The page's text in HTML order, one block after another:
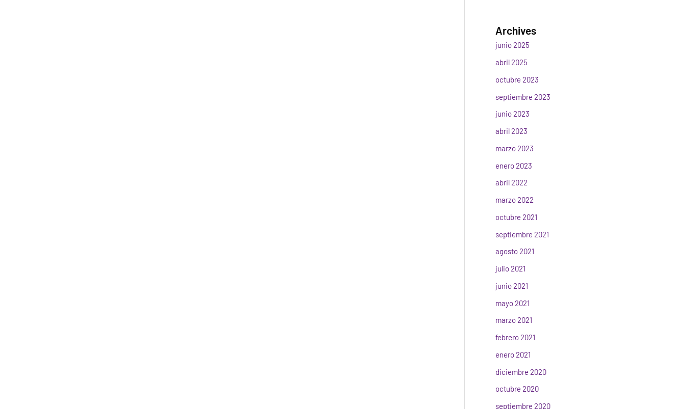
Archives
junio 2025
abril 2025
octubre 2023
septiembre 2023
junio 2023
abril 2023
marzo 2023
enero 2023
abril 2022
marzo 2022
octubre 2021
septiembre 2021
agosto 2021
julio 2021
junio 2021
mayo 2021
marzo 2021
febrero 2021
enero 2021
diciembre 2020
octubre 2020
septiembre 2020